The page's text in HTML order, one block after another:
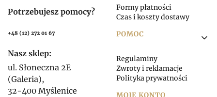
Potrzebujesz pomocy?
+48 (12) 272 01 67
Nasz sklep:
ul. Słoneczna 2E
(Galeria),
32-400 Myślenice
Formy płatności
Czas i koszty dostawy
POMOC
Regulaminy
Zwroty i reklamacje
Polityka prywatności